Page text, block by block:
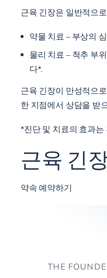
근육 긴장은 일반적으
약물 치료 – 부상의
물리 치료 – 척추 부
다*.
근육 긴장이 만성적으
한 지점에서 상담을 받
*진단 및 치료의 효과
근육 긴
약속 예약하기
THE